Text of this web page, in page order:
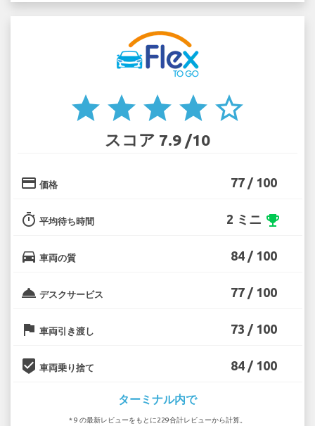
star star star star star_border
スコア 7.9 /10
credit_card 価格 77 / 100
timer 平均待ち時間 2 ミニ emoji_events
directions_car 車両の質 84 / 100
room_service デスクサービス 77 / 100
flag 車両引き渡し 73 / 100
beenhere 車両乗り捨て 84 / 100
ターミナル内で
* 9 の最新レビューをもとに229合計レビューから計算。